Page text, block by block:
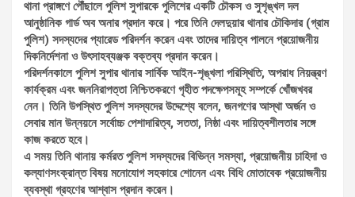
থানা প্রাঙ্গণে পৌঁছালে পুলিশ সুপারকে পুলিশের একটি চৌকস ও সুশৃঙ্খল দল
আনুষ্ঠানিক গার্ড অব অনার প্রদান করে। পরে তিনি দেলদুয়ার থানার চৌকিদার (গ্রাম
পুলিশ) সদস্যদের প্যারেড পরিদর্শন করেন এবং তাদের দায়িত্ব পালনে প্রয়োজনীয়
দিকনির্দেশনা ও উৎসাহব্যঞ্জক বক্তব্য প্রদান করেন।
পরিদর্শনকালে পুলিশ সুপার থানার সার্বিক আইন-শৃঙ্খলা পরিস্থিতি, অপরাধ নিয়ন্ত্রণ
কার্যক্রম এবং জননিরাপত্তা নিশ্চিতকরণে গৃহীত পদক্ষেপসমূহ সম্পর্কে খোঁজখবর
নেন। তিনি উপস্থিত পুলিশ সদস্যদের উদ্দেশ্যে বলেন, জনগণের আস্থা অর্জন ও
সেবার মান উন্নয়নে সর্বোচ্চ পেশাদারিত্ব, সততা, নিষ্ঠা এবং দায়িত্বশীলতার সঙ্গে
কাজ করতে হবে।
এ সময় তিনি থানায় কর্মরত পুলিশ সদস্যদের বিভিন্ন সমস্যা, প্রয়োজনীয় চাহিদা ও
কল্যাণসংক্রান্ত বিষয় মনোযোগ সহকারে শোনেন এবং বিধি মোতাবেক প্রয়োজনীয়
ব্যবস্থা গ্রহণের আশ্বাস প্রদান করেন।